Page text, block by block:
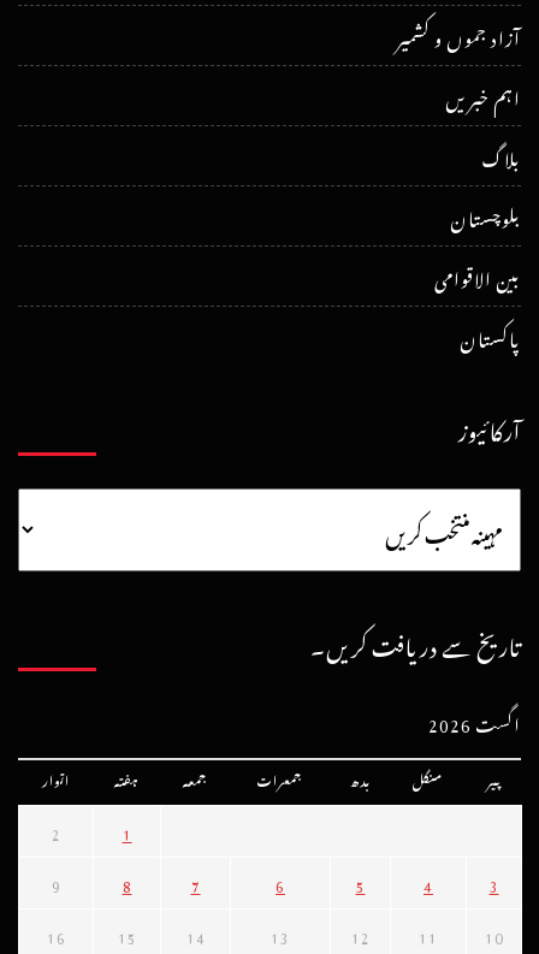
آزاد جموں و کشمیر
اہم خبریں
بلاگ
بلوچستان
بین الاقوامی
پاکستان
آرکائیوز
تاریخ سے دریافت کریں۔
اگست 2026
پیر منگل بدھ جمعرات جمعہ ہفتہ اتوار
1
2
3
4
5
6
7
8
9
10
11
12
13
14
15
16